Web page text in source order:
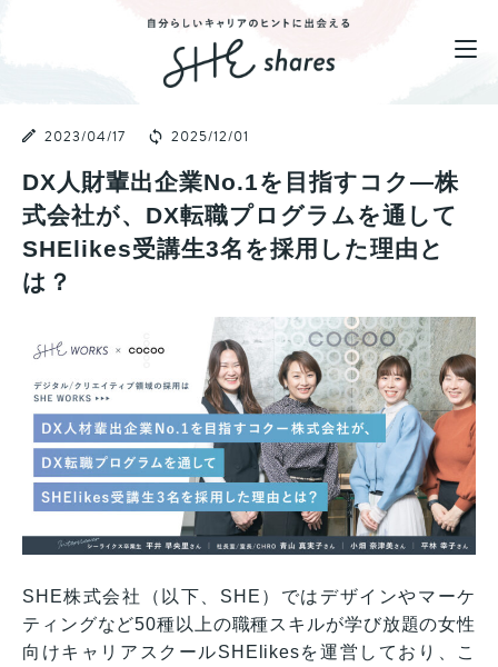
2023/04/17 2025/12/01
DX人財輩出企業No.1を目指すコク―株
式会社が、DX転職プログラムを通して
SHElikes受講生3名を採用した理由と
は？
SHE株式会社（以下、SHE）ではデザインやマーケ
ティングなど50種以上の職種スキルが学び放題の女性
向けキャリアスクールSHElikesを運営しており、こ